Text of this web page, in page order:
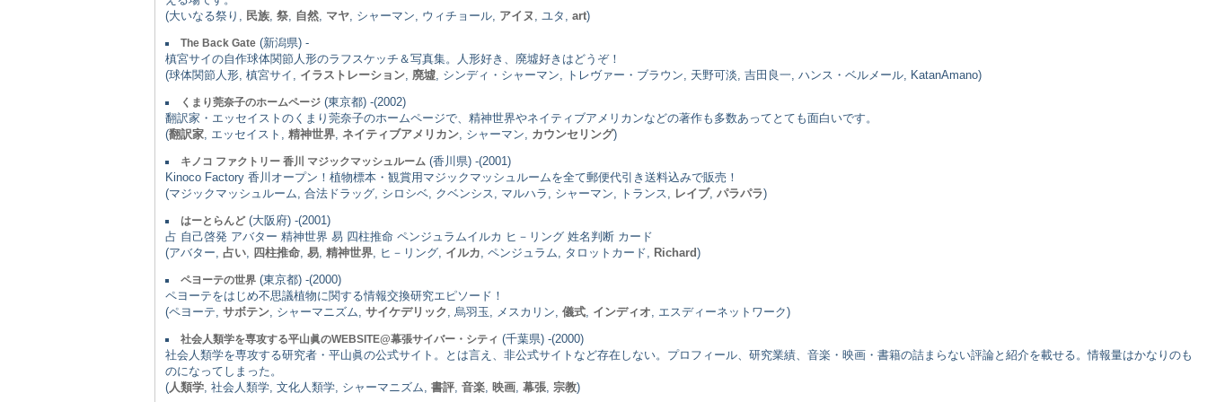
(大いなる祭り,
民族 祭 自然 マヤ , シャーマン, ウィチョール, アイヌ , ユタ, art)
The Back Gate (新潟県) -
槙宮サイの自作球体関節人形のラフスケッチ＆写真集。人形好き、廃墟好きはどうぞ！
(球体関節人形, 槙宮サイ, イラストレーション 廃墟 , シンディ・シャーマン, トレヴァー・ブラウン, 天野可淡, 吉田良一, ハンス・ベルメール, KatanAmano)
くまり莞奈子のホームページ (東京都) -(2002)
翻訳家・エッセイストのくまり莞奈子のホームページで、精神世界やネイティブアメリカンなどの著作も多数あってとても面白いです。
(翻訳家 , エッセイスト, 精神世界 ネイティブアメリカン , シャーマン, カウンセリング)
キノコ ファクトリー 香川 マジックマッシュルーム (香川県) -(2001)
Kinoco Factory 香川オープン！植物標本・観賞用マジックマッシュルームを全て郵便代引き送料込みで販売！
(マジックマッシュルーム, 合法ドラッグ, シロシベ, クベンシス, マルハラ, シャーマン, トランス,
レイブ, パラパラ)
はーとらんど(大阪府) -(2001)
占 自己啓発 アバター 精神世界 易 四柱推命 ペンジュラムイルカ ヒ－リング 姓名判断 カード
(アバター, 占い 四柱推命 易 精神世界 , ヒ－リング, イルカ , ペンジュラム, タロットカード, Richard)
ペヨーテの世界 (東京都) -(2000)
ペヨーテをはじめ不思議植物に関する情報交換研究エピソード！
(ペヨーテ, サボテン , シャーマニズム, サイケデリック , 烏羽玉, メスカリン, 儀式 インディオ , エスディーネットワーク)
社会人類学を専攻する平山眞のWEBSITE@幕張サイバー・シティ (千葉県) -(2000)
社会人類学を専攻する研究者・平山眞の公式サイト。とは言え、非公式サイトなど存在しない。プロフィール、研究業績、音楽・映画・書籍の詰まらない評論と紹介を載せる。情報量はかなりのも
のになってしまった。
( 人類学 , 社会人類学, 文化人類学, シャーマニズム, 書評 音楽 映画 幕張 宗教)